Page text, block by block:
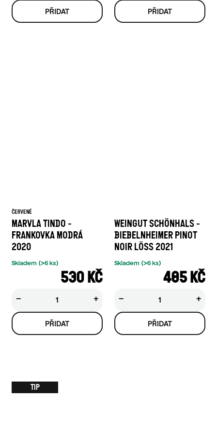
ČERVENÉ
MARVLA TINDO -
FRANKOVKA MODRÁ
2020
530 KČ
Skladem (>6 ks)
+
−
WEINGUT SCHÖNHALS -
BIEBELNHEIMER PINOT
NOIR LÖSS 2021
485 KČ
Skladem (>6 ks)
+
−
TIP